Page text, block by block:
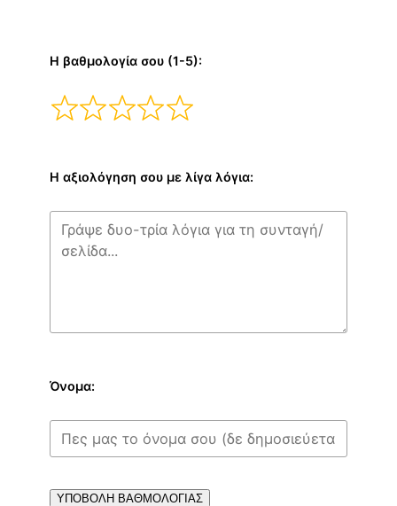
Η βαθμολογία σου (1-5):
Η αξιολόγηση σου με λίγα λόγια:
Όνομα:
ΥΠΟΒΟΛΗ ΒΑΘΜΟΛΟΓΙΑΣ